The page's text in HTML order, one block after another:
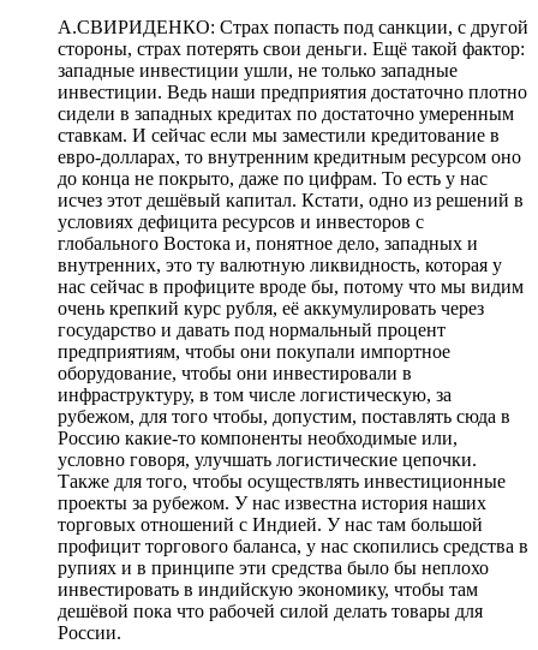
А.СВИРИДЕНКО: Страх попасть под санкции, с другой
стороны, страх потерять свои деньги. Ещё такой фактор:
западные инвестиции ушли, не только западные
инвестиции. Ведь наши предприятия достаточно плотно
сидели в западных кредитах по достаточно умеренным
ставкам. И сейчас если мы заместили кредитование в
евро-долларах, то внутренним кредитным ресурсом оно
до конца не покрыто, даже по цифрам. То есть у нас
исчез этот дешёвый капитал. Кстати, одно из решений в
условиях дефицита ресурсов и инвесторов с
глобального Востока и, понятное дело, западных и
внутренних, это ту валютную ликвидность, которая у
нас сейчас в профиците вроде бы, потому что мы видим
очень крепкий курс рубля, её аккумулировать через
государство и давать под нормальный процент
предприятиям, чтобы они покупали импортное
оборудование, чтобы они инвестировали в
инфраструктуру, в том числе логистическую, за
рубежом, для того чтобы, допустим, поставлять сюда в
Россию какие-то компоненты необходимые или,
условно говоря, улучшать логистические цепочки.
Также для того, чтобы осуществлять инвестиционные
проекты за рубежом. У нас известна история наших
торговых отношений с Индией. У нас там большой
профицит торгового баланса, у нас скопились средства в
рупиях и в принципе эти средства было бы неплохо
инвестировать в индийскую экономику, чтобы там
дешёвой пока что рабочей силой делать товары для
России.